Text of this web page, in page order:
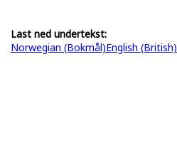
Last ned undertekst:
Norwegian (Bokmål)English (British)